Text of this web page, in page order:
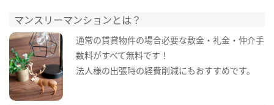
マンスリーマンションとは？
通常の賃貸物件の場合必要な敷金・礼金・仲介手
数料がすべて無料です！
法人様の出張時の経費削減にもおすすめです。